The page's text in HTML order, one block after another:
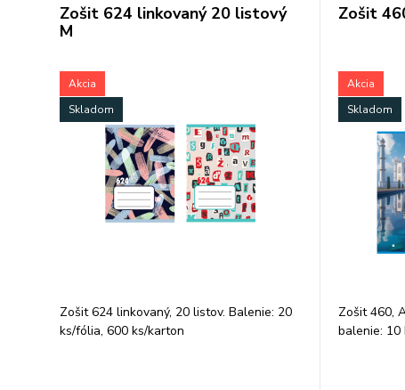
Zošit 624 linkovaný 20 listový
M
Akcia
Skladom
Zošit 624 linkovaný, 20 listov. Balenie: 20
ks/fólia, 600 ks/karton
Zošit
Akcia
Skladom
Zošit 460,
balenie: 10